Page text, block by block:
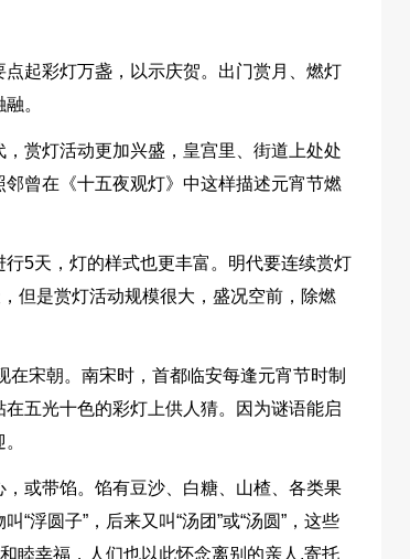
起彩灯万盏，以示庆贺。出门赏月、燃灯
。
赏灯活动更加兴盛，皇宫里、街道上处处
曾在《十五夜观灯》中这样描述元宵节燃
5天，灯的样式也更丰富。明代要连续赏灯
但是赏灯活动规模很大，盛况空前，除燃
在宋朝。南宋时，首都临安每逢元宵节时制
五光十色的彩灯上供人猜。因为谜语能启
或带馅。馅有豆沙、白糖、山楂、各类果
浮圆子”，后来又叫“汤团”或“汤圆”，这些
睦幸福，人们也以此怀念离别的亲人,寄托